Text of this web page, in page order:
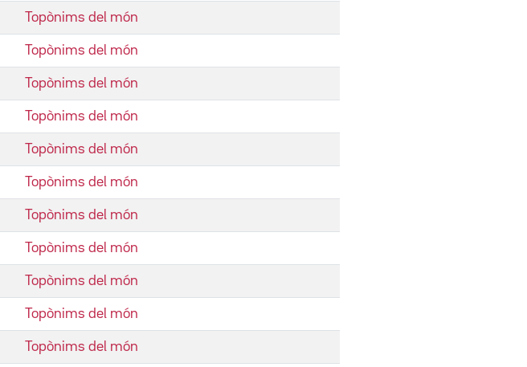
Topònims del món
Topònims del món
Topònims del món
Topònims del món
Topònims del món
Topònims del món
Topònims del món
Topònims del món
Topònims del món
Topònims del món
Topònims del món